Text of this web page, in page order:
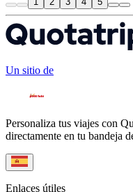
Un sitio de
Personaliza tus viajes con
directamente en tu bandeja
Enlaces útiles